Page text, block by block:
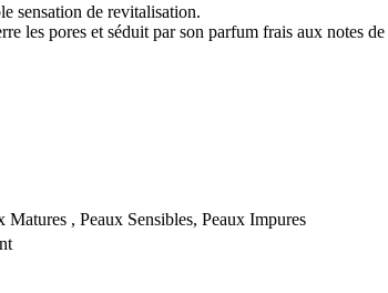
sensation de revitalisation.
les pores et séduit par son parfum frais aux notes
Matures , Peaux Sensibles, Peaux Impures